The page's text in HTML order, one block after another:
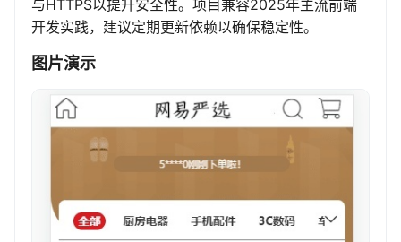
与HTTPS以提升安全性。项目兼容2025年主流前端
开发实践，建议定期更新依赖以确保稳定性。
图片演示